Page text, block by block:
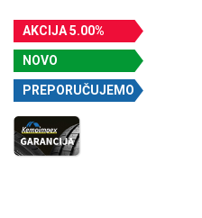
AKCIJA 5.00%
NOVO
PREPORUČUJEMO